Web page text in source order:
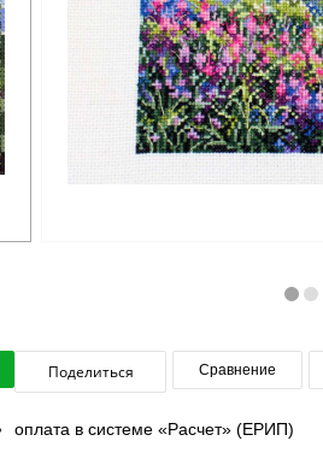
Поделиться Сравнение
оплата в системе «Расчет» (ЕРИП)